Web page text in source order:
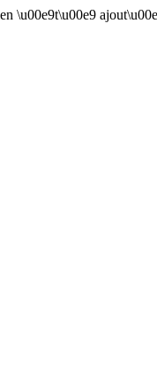
\u00e9t\u00e9